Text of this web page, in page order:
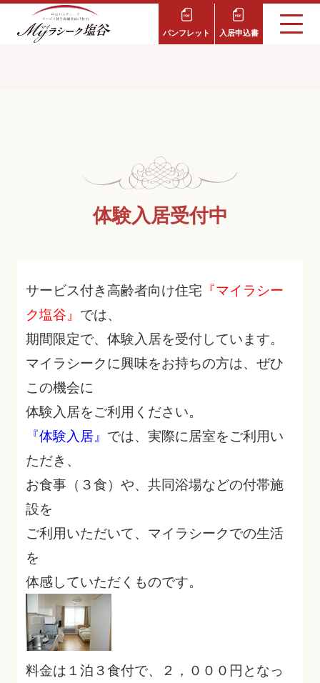
パンフレット 入居申込書
体験入居受付中
サービス付き高齢者向け住宅 『マイラシー
ク塩谷』 では、
期間限定で、体験入居を受付しています。
マイラシークに興味をお持ちの方は、ぜひ
この機会に
体験入居をご利用ください。
『体験入居』 では、実際に居室をご利用い
ただき、
お食事（３食）や、共同浴場などの付帯施
設を
ご利用いただいて、マイラシークでの生活
を
体感していただくものです。
料金は１泊３食付で、２，０００円となっ